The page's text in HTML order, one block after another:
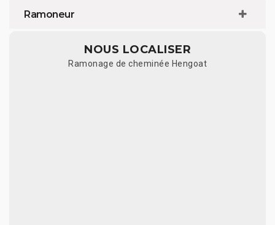
Ramoneur
NOUS LOCALISER
Ramonage de cheminée Hengoat